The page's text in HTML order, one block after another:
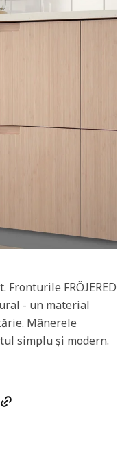
Fronturile FRÖJERED
- un material
Mânerele
simplu și modern.